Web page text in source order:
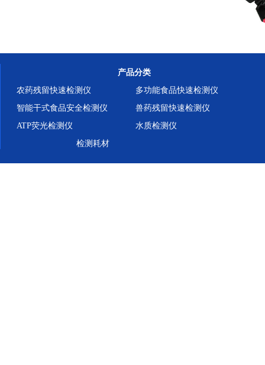
产品分类
农药残留快速检测仪
多功能食品快速检测仪
智能干式食品安全检测仪
兽药残留快速检测仪
ATP荧光检测仪
水质检测仪
检测耗材